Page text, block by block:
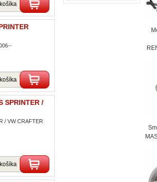
SPRINTER /
/ VW CRAFTER
s